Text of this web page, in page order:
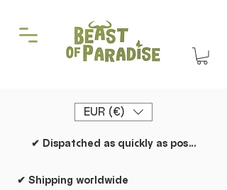
EUR (€)
✔ Dispatched as quickly as possible
✔ Shipping worldwide